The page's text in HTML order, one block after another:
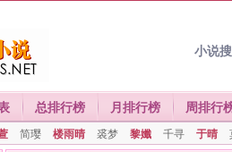
小说
总排行榜 月排行榜 周排行
简璎 楼雨晴 裘梦 黎孅 千寻 于晴